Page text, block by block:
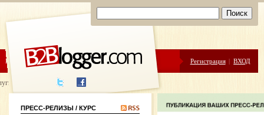
ЦЕНЫ ПОМОЩЬ Регистрация | ВХОД
написания
ПРЕСС-РЕЛИЗЫ / КУРС